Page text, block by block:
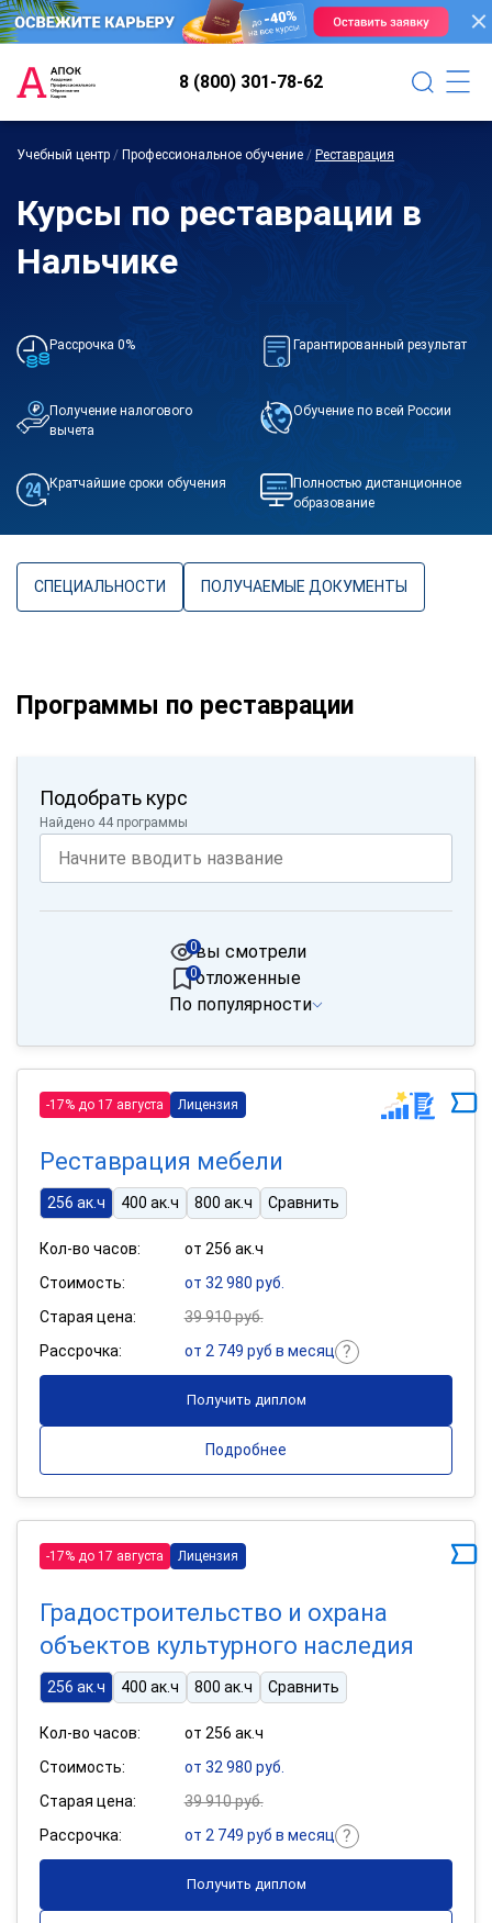
8 (800) 301-78-62
Учебный центр / Профессиональное обучение / Реставрация
Курсы по реставрации в
Нальчике
Рассрочка 0% Гарантированный результат
Получение налогового
вычета
Обучение по всей России
Кратчайшие сроки обучения
Полностью дистанционное
образование
СПЕЦИАЛЬНОСТИ ПОЛУЧАЕМЫЕ ДОКУМЕНТЫ
Программы по реставрации
Подобрать курс
Найдено 44 программы
вы смотрели
0
отложенные
0
По популярности
-17% до 17 августа Лицензия
Реставрация мебели
256 ак.ч 400 ак.ч 800 ак.ч Сравнить
Кол-во часов:
от 256 ак.ч
Стоимость:
от 32 980 руб.
Старая цена:
39 910 руб.
Рассрочка:
от 2 749 руб в месяц
Получить диплом
Подробнее
-17% до 17 августа Лицензия
Градостроительство и охрана
объектов культурного наследия
256 ак.ч 400 ак.ч 800 ак.ч Сравнить
Кол-во часов:
от 256 ак.ч
Стоимость:
от 32 980 руб.
Старая цена:
39 910 руб.
Рассрочка:
от 2 749 руб в месяц
Получить диплом